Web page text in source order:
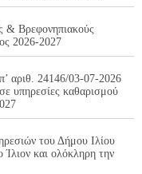
& Βρεφονηπιακούς
2026-2027
αριθ. 24146/03-07-2026
υπηρεσίες καθαρισμού
του Δήμου Ιλίου
Ίλιον και ολόκληρη την